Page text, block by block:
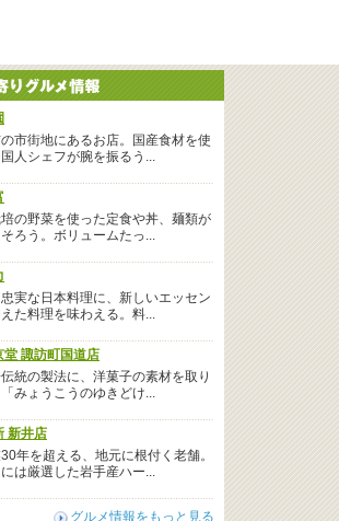
市街地にあるお店。国産食材を使
人シェフが腕を振るう...
の野菜を使った定食や丼、麺類が
ろう。ボリュームたっ...
実な日本料理に、新しいエッセン
た料理を味わえる。料...
堂 諏訪町国道店
統の製法に、洋菓子の素材を取り
みょうこうのゆきどけ...
新井店
年を超える、地元に根付く老舗。
は厳選した岩手産ハー...
グルメ情報をもっと見る